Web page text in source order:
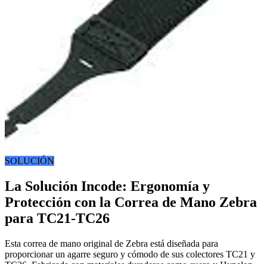
SOLUCIÓN
La Solución Incode: Ergonomía y
Protección con la Correa de Mano Zebra
para TC21-TC26
Esta correa de mano original de Zebra está diseñada para
proporcionar un agarre seguro y cómodo de sus colectores TC21 y